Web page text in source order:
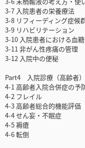
3-7 入院患者の栄養療法
3-8 リフィーディング症候
3-9 リハビリテーション
3-10 入院患者における血
3-11 非がん性疼痛の管理
3-12 入院中の便秘
Part4 入院診療（高齢者）
4-1 高齢者入院合併症の予
4-2 フレイル
4-3 高齢者総合的機能評価（
4-4 せん妄・不眠症
4-5 褥瘡
4-6 転倒